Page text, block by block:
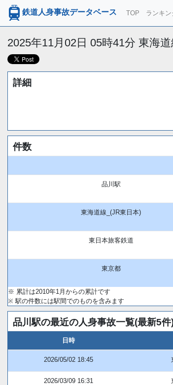
鉄道人身事故データベース TOP ランキン
2025年11月02日 05時41分 東海
詳細
件数
品川駅
東海道線_(JR東日本)
東日本旅客鉄道
東京都
※ 累計は2010年1月からの累計です
※ 駅の件数には駅間でのものを含みます
品川駅の最近の人身事故一覧(最新5件
日時
2026/05/02 18:45
2026/03/09 16:31